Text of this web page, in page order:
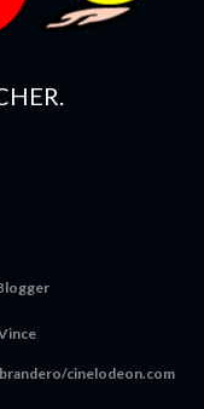
cinelodeon.com